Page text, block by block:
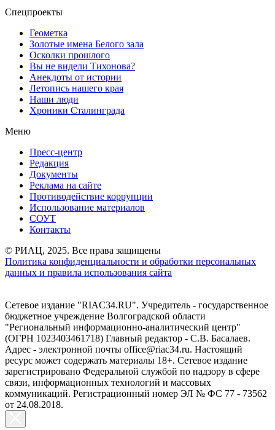
Спецпроекты
Геометка
Золотые имена Белого зала
Осколки прошлого
Вы не видели Тихонова?
Анекдоты от истории
Летопись нашего края
Наши люди
Хроники Сталинграда
Меню
Пресс-центр
Редакция
Документы
Реклама на сайте
Противодействие коррупции
Использование материалов
СОУТ
Контакты
© РИАЦ, 2025. Все права защищены
Политика конфиденциальности и обработки персональных
данных и правила использования сайта
Сетевое издание "RIAC34.RU". Учредитель - государственное
бюджетное учреждение Волгоградской области
"Региональный информационно-аналитический центр"
(ОГРН 1023403461718) Главный редактор - С.В. Басалаев.
Адрес - электронной почты office@riac34.ru. Настоящий
ресурс может содержать материалы 18+. Сетевое издание
зарегистрировано Федеральной службой по надзору в сфере
связи, информационных технологий и массовых
коммуникаций. Регистрационный номер ЭЛ № ФС 77 - 73562
от 24.08.2018.